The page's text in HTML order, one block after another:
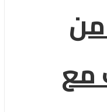
من
مع